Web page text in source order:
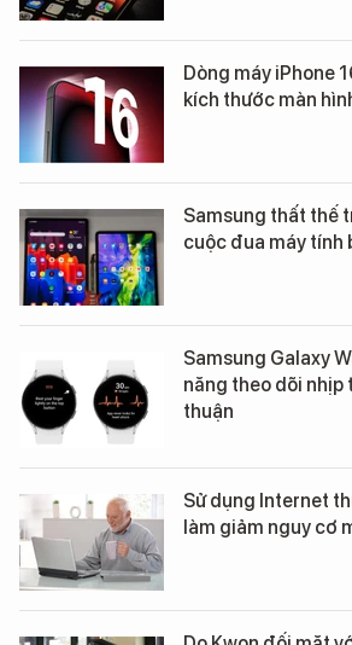
Dòng máy iPhone
kích thước màn
Samsung thất thế
cuộc đua máy tính
Samsung Galaxy
năng theo dõi nhịp
thuận
Sử dụng Internet
làm giảm nguy cơ